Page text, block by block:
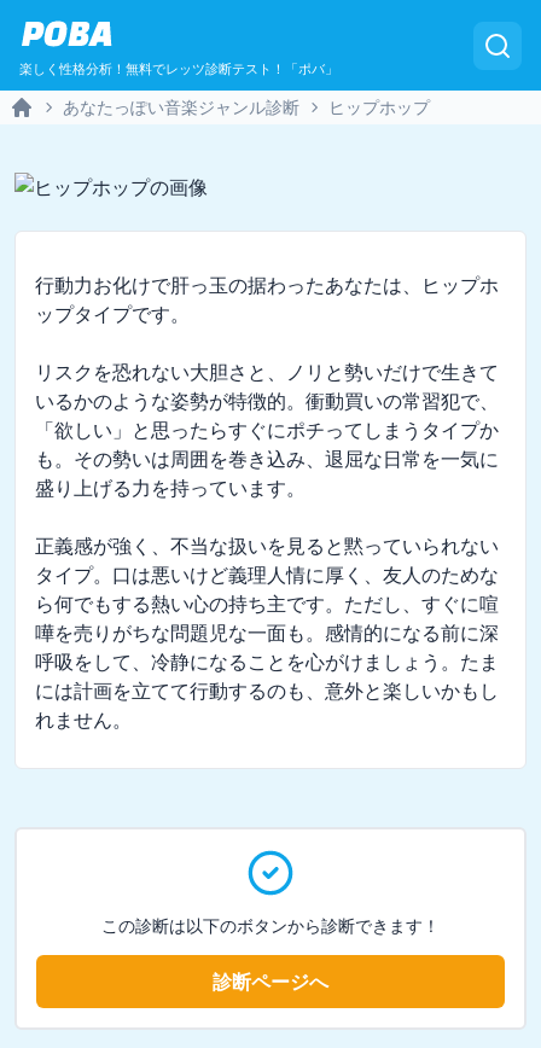
POBA
楽しく性格分析！無料でレッツ診断テスト！「ポバ」
あなたっぽい音楽ジャンル診断 ヒップホップ
行動力お化けで肝っ玉の据わったあなたは、ヒップホ
ップタイプです。
リスクを恐れない大胆さと、ノリと勢いだけで生きて
いるかのような姿勢が特徴的。衝動買いの常習犯で、
「欲しい」と思ったらすぐにポチってしまうタイプか
も。その勢いは周囲を巻き込み、退屈な日常を一気に
盛り上げる力を持っています。
正義感が強く、不当な扱いを見ると黙っていられない
タイプ。口は悪いけど義理人情に厚く、友人のためな
ら何でもする熱い心の持ち主です。ただし、すぐに喧
嘩を売りがちな問題児な一面も。感情的になる前に深
呼吸をして、冷静になることを心がけましょう。たま
には計画を立てて行動するのも、意外と楽しいかもし
れません。
この診断は以下のボタンから診断できます！
診断ページへ